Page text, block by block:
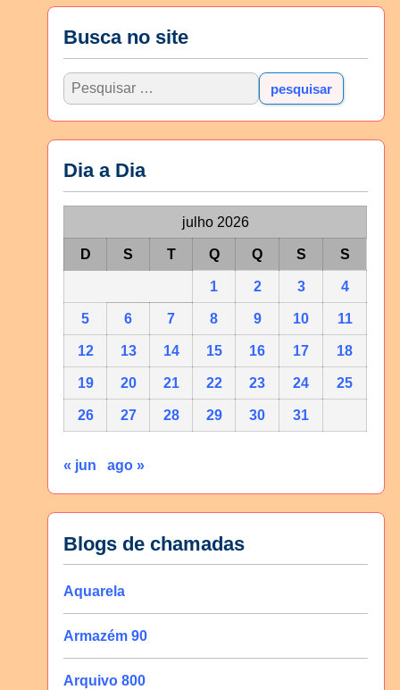
Busca no site
Dia a Dia
julho 2026
D S T Q Q S S
1 2 3 4
5 6 7 8 9 10 11
12 13 14 15 16 17 18
19 20 21 22 23 24 25
26 27 28 29 30 31
« jun ago »
Blogs de chamadas
Aquarela
Armazém 90
Arquivo 800